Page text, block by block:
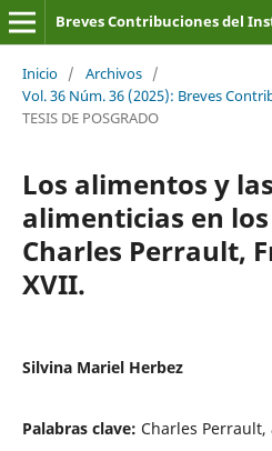
Breves Contribuciones del
Inicio / Archivos /
Vol. 36 Núm. 36 (2025): Breves
TESIS DE POSGRADO
Los alimentos y
alimenticias en
Charles Perrault,
XVII.
Silvina Mariel Herbez
Palabras clave: Charles Perrault,